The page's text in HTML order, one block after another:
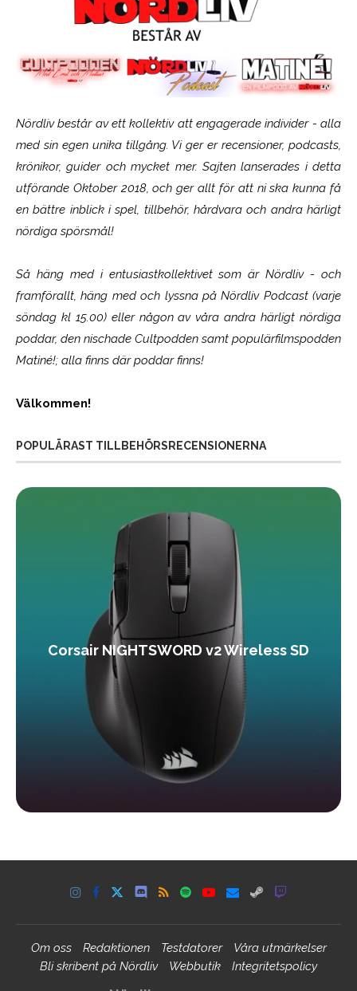
Nördliv består av ett kollektiv att engagerade individer - alla
med sin egen unika tillgång. Vi ger er recensioner, podcasts,
krönikor, guider och mycket mer. Sajten lanserades i detta
utförande Oktober 2018, och ger allt för att ni ska kunna få
en bättre inblick i spel, tillbehör, hårdvara och andra härligt
nördiga spörsmål!
Så häng med i entusiastkollektivet som ärNördliv- och
framförallt, häng med och lyssna på Nördliv Podcast (varje
söndag kl 15.00) eller någon av våra andra härligt nördiga
poddar, den nischade Cultpodden samt populärfilmspodden
Matiné!; alla finns där poddar finns!
Välkommen!
POPULÄRAST TILLBEHÖRSRECENSIONERNA
Corsair NIGHTSWORD v2 Wireless SD
Om oss Redaktionen Testdatorer
Våra utmärkelser
Bli skribent på Nördliv
Webbutik Integritetspolicy